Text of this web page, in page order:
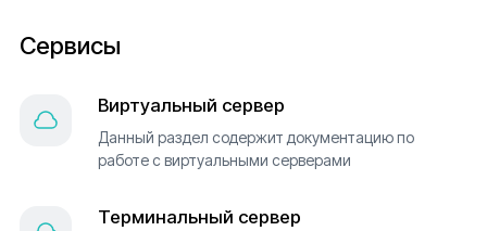
Сервисы
Виртуальный сервер
Данный раздел содержит документацию по
работе с виртуальными серверами
Терминальный сервер